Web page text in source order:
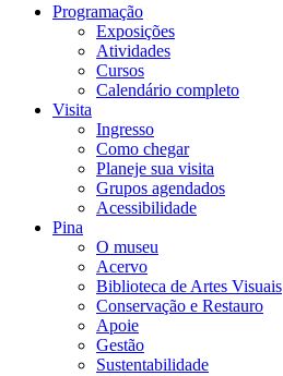
Programação
Exposições
Atividades
Cursos
Calendário completo
Visita
Ingresso
Como chegar
Planeje sua visita
Grupos agendados
Acessibilidade
Pina
O museu
Acervo
Biblioteca de Artes Visuais
Conservação e Restauro
Apoie
Gestão
Sustentabilidade